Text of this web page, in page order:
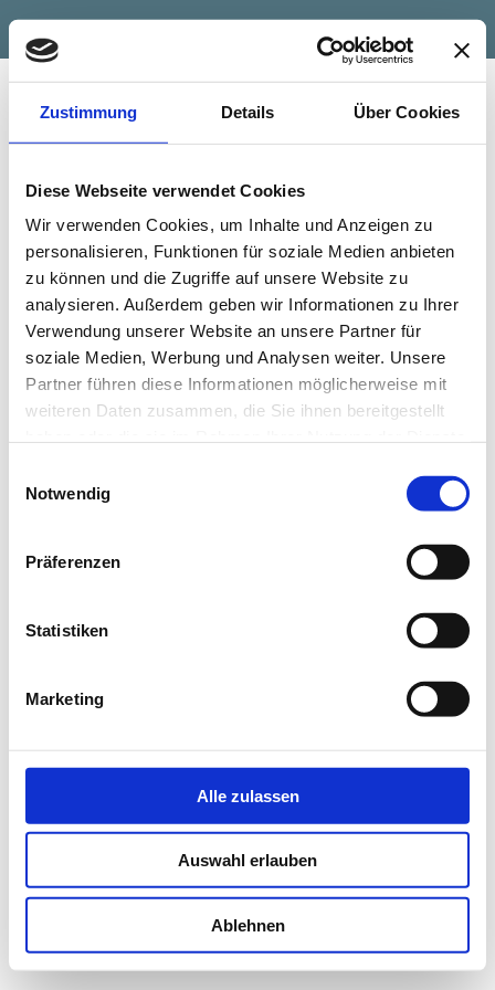
Zustimmung Details Über Cookies
Diese Webseite verwendet Cookies
Wir verwenden Cookies, um Inhalte und Anzeigen zu
personalisieren, Funktionen für soziale Medien anbieten
zu können und die Zugriffe auf unsere Website zu
analysieren. Außerdem geben wir Informationen zu Ihrer
Verwendung unserer Website an unsere Partner für
soziale Medien, Werbung und Analysen weiter. Unsere
Partner führen diese Informationen möglicherweise mit
weiteren Daten zusammen, die Sie ihnen bereitgestellt
Notwendig
Präferenzen
Statistiken
Marketing
Alle zulassen
Auswahl erlauben
Ablehnen
Noch ein Wort zu meiner Preisgestaltung: Ich orientiere
mich an den in der Verlagsbranche gängigen Sätzen,
die von Projekt zu Projekt und von Verlag zu Verlag
unterschiedlich sein können. Richtwerte sind:
Gutachten (englisch): ab 100 Euro aufwärts
Redaktion (nur Text): ab 4 Euro/TB-Normseite aufwärts
(HC nach Absprache)
Übersetzung (englisch): ab 17 Euro/TB-Normseite
aufwärts (HC nach Absprache)
Ich freue mich auf Ihre Nachricht, gern per E-Mail oder
im Impressum.
© Sabine Thiele